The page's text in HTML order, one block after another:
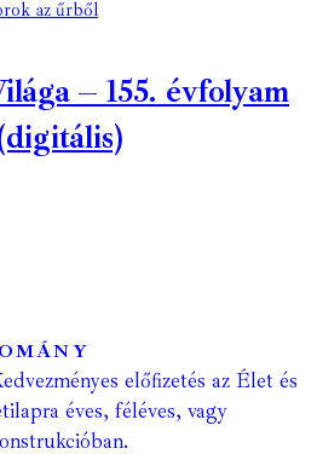
az űrből
– 155. évfolyam
előfizetés az Élet és
éves, féléves, vagy